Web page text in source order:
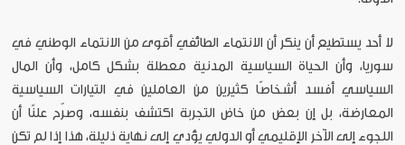
لا أحد يستطيع أن ينكر أن الانتماء الطائفي أقوى من الانتماء الوطني في
سوريا، وأن الحياة السياسية المدنية معطلة بشكل كامل، وأن المال
السياسي أفسد أشخاصًا كثيرين من العاملين في التيارات السياسية
المعارضة، بل إن بعض من خاض التجربة اكتشف بنفسه، وصرّح علنًا أن
اللجوء إلى الآخر الإقليمي أو الدولي يؤدي إلى نهاية ذليلة، هذا إذا لم تكن